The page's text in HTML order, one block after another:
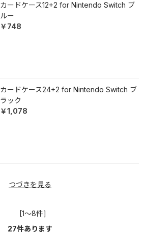
カードケース12+2 for Nintendo Switch ブ
ルー
￥748
カードケース24+2 for Nintendo Switch ブ
ラック
￥1,078
つづきを見る
[1～8件]
27件あります